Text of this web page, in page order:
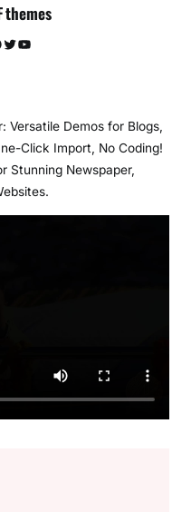
themes
Twitter YouTube
Versatile Demos for Blogs,
Click Import, No Coding!
Stunning Newspaper,